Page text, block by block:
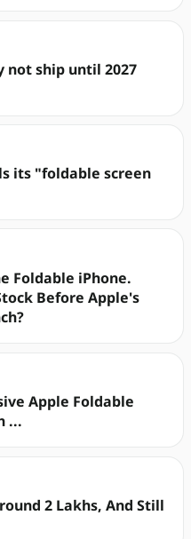
not ship until 2027
its "foldable screen
Foldable iPhone.
Before Apple's
Apple Foldable
...
2 Lakhs, And Still